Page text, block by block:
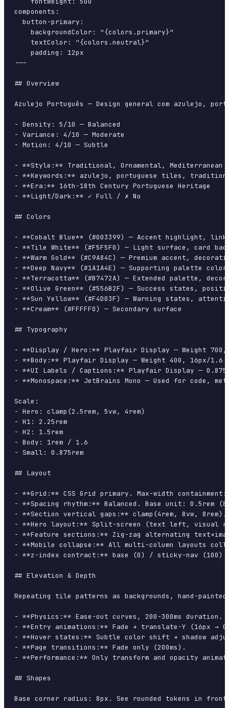
components:
  button-primary:
    backgroundColor: "{colors.primary}"
    textColor: "{colors.neutral}"
    padding: 12px
---
## Overview
Azulejo Português — Design general com azulejo,
- Density: 5/10 — Balanced
- Variance: 4/10 — Moderate
- Motion: 4/10 — Subtle
- **Style:** Traditional, Ornamental, Mediterranean
- **Keywords:** azulejo, portuguese tiles,
- **Era:** 16th-18th Century Portuguese Heritage
- **Light/Dark:** ✓ Full / ✗ No
## Colors
- **Cobalt Blue** (#003399) — Accent highlight,
- **Tile White** (#F5F5F0) — Light surface, card
- **Warm Gold** (#C9A84C) — Premium accent,
- **Deep Navy** (#1A1A4E) — Supporting palette color
- **Terracotta** (#B7472A) — Extended palette,
- **Olive Green** (#556B2F) — Success states,
- **Sun Yellow** (#F4D03F) — Warning states,
- **Cream** (#FFFFF0) — Secondary surface
## Typography
- **Display / Hero:** Playfair Display — Weight
- **Body:** Playfair Display — Weight 400, 16px/
- **UI Labels / Captions:** Playfair Display —
- **Monospace:** JetBrains Mono — Used for code,
Scale:
- Hero: clamp(2.5rem, 5vw, 4rem)
- H1: 2.25rem
- H2: 1.5rem
- Body: 1rem / 1.6
- Small: 0.875rem
## Layout
- **Grid:** CSS Grid primary. Max-width
- **Spacing rhythm:** Balanced. Base unit: 0.5rem
- **Section vertical gaps:** clamp(4rem, 8vw, 8rem).
- **Hero layout:** Split-screen (text left, visual
- **Feature sections:** Zig-zag alternating
- **Mobile collapse:** All multi-column layouts
- **z-index contract:** base (0) / sticky-nav
## Elevation & Depth
Repeating tile patterns as backgrounds, hand-
- **Physics:** Ease-out curves, 200-300ms duration.
- **Entry animations:** Fade + translate-Y (16px →
- **Hover states:** Subtle color shift + shadow
- **Page transitions:** Fade only (200ms).
- **Performance:** Only transform and opacity
## Shapes
Base corner radius: 8px. See rounded tokens in